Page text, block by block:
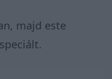
majd este